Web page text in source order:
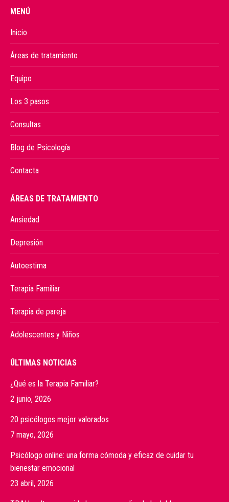
MENÚ
Inicio
Áreas de tratamiento
Equipo
Los 3 pasos
Consultas
Blog de Psicología
Contacta
ÁREAS DE TRATAMIENTO
Ansiedad
Depresión
Autoestima
Terapia Familiar
Terapia de pareja
Adolescentes y Niños
ÚLTIMAS NOTICIAS
¿Qué es la Terapia Familiar?
2 junio, 2026
20 psicólogos mejor valorados
7 mayo, 2026
Psicólogo online: una forma cómoda y eficaz de cuidar tu
bienestar emocional
23 abril, 2026